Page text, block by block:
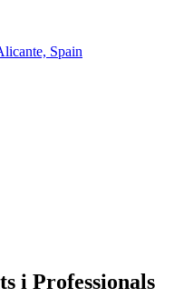
Spain
i Professionals